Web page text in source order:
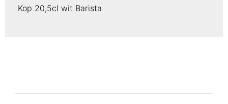
Kop 20,5cl wit Barista